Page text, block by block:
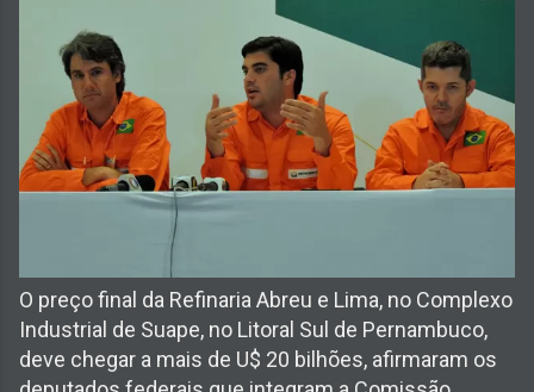
O preço final da Refinaria Abreu e Lima, no Complexo
Industrial de Suape, no Litoral Sul de Pernambuco,
deve chegar a mais de U$ 20 bilhões, afirmaram os